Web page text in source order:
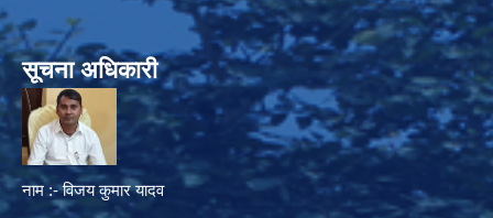
सूचना अधिकारी
नाम :- विजय कुमार यादव